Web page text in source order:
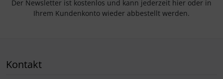
Der Newsletter ist kostenlos und kann jederzeit hier oder in
Ihrem Kundenkonto wieder abbestellt werden.
Kontakt